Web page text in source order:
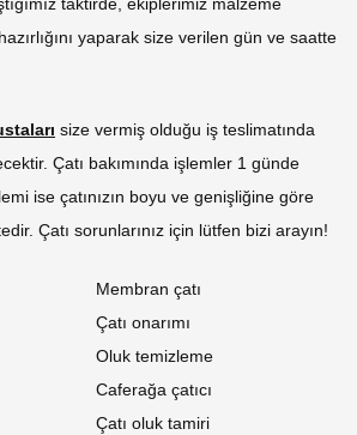
yaparak size verilen gün ve saatte
size vermiş olduğu iş teslimatında
Çatı bakımında işlemler 1 günde
ise çatınızın boyu ve genişliğine göre
Çatı sorunlarınız için lütfen bizi arayın!
Membran çatı
Çatı onarımı
Oluk temizleme
Caferağa çatıcı
Çatı oluk tamiri